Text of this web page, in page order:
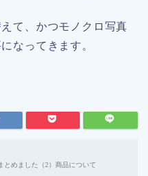
て、かつモノクロ写真
なってきます。
とめました（2）商品について